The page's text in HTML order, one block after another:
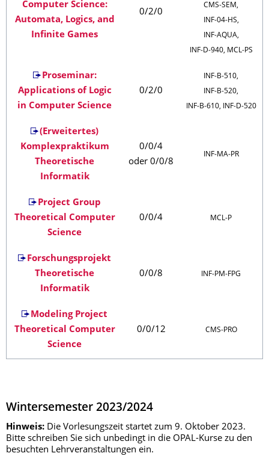
Computer Science:
Automata, Logics, and
Infinite Games
0/2/0
CMS‑SEM,
INF‑04‑HS,
INF‑AQUA,
INF‑D‑940, MCL‑PS
Proseminar:
Applications of Logic
in Computer Science
0/2/0
INF‑B‑510,
INF‑B‑520,
INF‑B‑610, INF‑D‑520
(Erweitertes)
Komplexpraktikum
Theoretische
Informatik
0/0/4
oder 0/0/8
INF‑MA‑PR
Project Group
Theoretical Computer
Science
0/0/4 MCL‑P
Forschungsprojekt
Theoretische
Informatik
0/0/8 INF‑PM‑FPG
Modeling Project
Theoretical Computer
Science
0/0/12 CMS‑PRO
Wintersemester 2023/2024
Hinweis: Die Vorlesungszeit startet zum 9. Oktober 2023.
Bitte schreiben Sie sich unbedingt in die OPAL-Kurse zu den
besuchten Lehrveranstaltungen ein.